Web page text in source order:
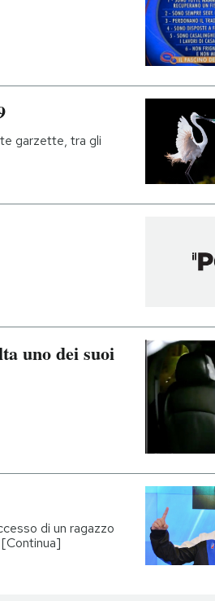
garzette, tra gli
uno dei suoi
di un ragazzo